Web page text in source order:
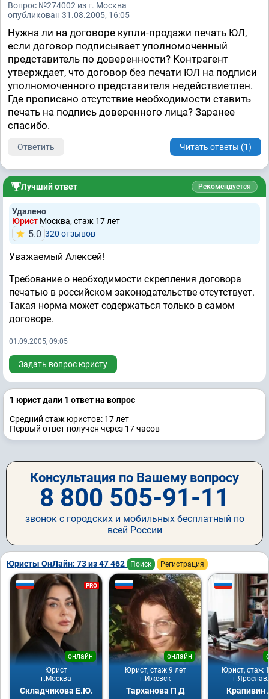
Вопрос №274002 из г. Москва
опубликован 31.08.2005, 16:05
Нужна ли на договоре купли-продажи печать ЮЛ,
если договор подписывает уполномоченный
представитель по доверенности? Контрагент
утверждает, что договор без печати ЮЛ на подписи
уполномоченного представителя недействиетлен.
Где прописано отсутствие необходимости ставить
печать на подпись доверенного лица? Заранее
спасибо.
Ответить Читать ответы (1)
Лучший ответ Рекомендуется
Удалено
Юрист Москва, стаж 17 лет
5.0 320 отзывов
Уважаемый Алексей!
Требование о необходимости скрепления договора
печатью в российском законодательстве отсутствует.
Такая норма может содержаться только в самом
договоре.
01.09.2005, 09:05
Задать вопрос юристу
1 юрист дали 1 ответ на вопрос
Средний стаж юристов: 17 лет
Первый ответ получен через 17 часов
Консультация по Вашему вопросу
8 800 505-91-11
звонок с городских и мобильных бесплатный по
всей России
Юристы ОнЛайн: 73 из 47 462 Поиск Регистрация
PRO
Юрист
онлайн
г.Москва
Складчикова Е.Ю.
Юрист, стаж 9 лет
онлайн
г.Ижевск
Тарханова П Д
Юрист, стаж
Крапивин